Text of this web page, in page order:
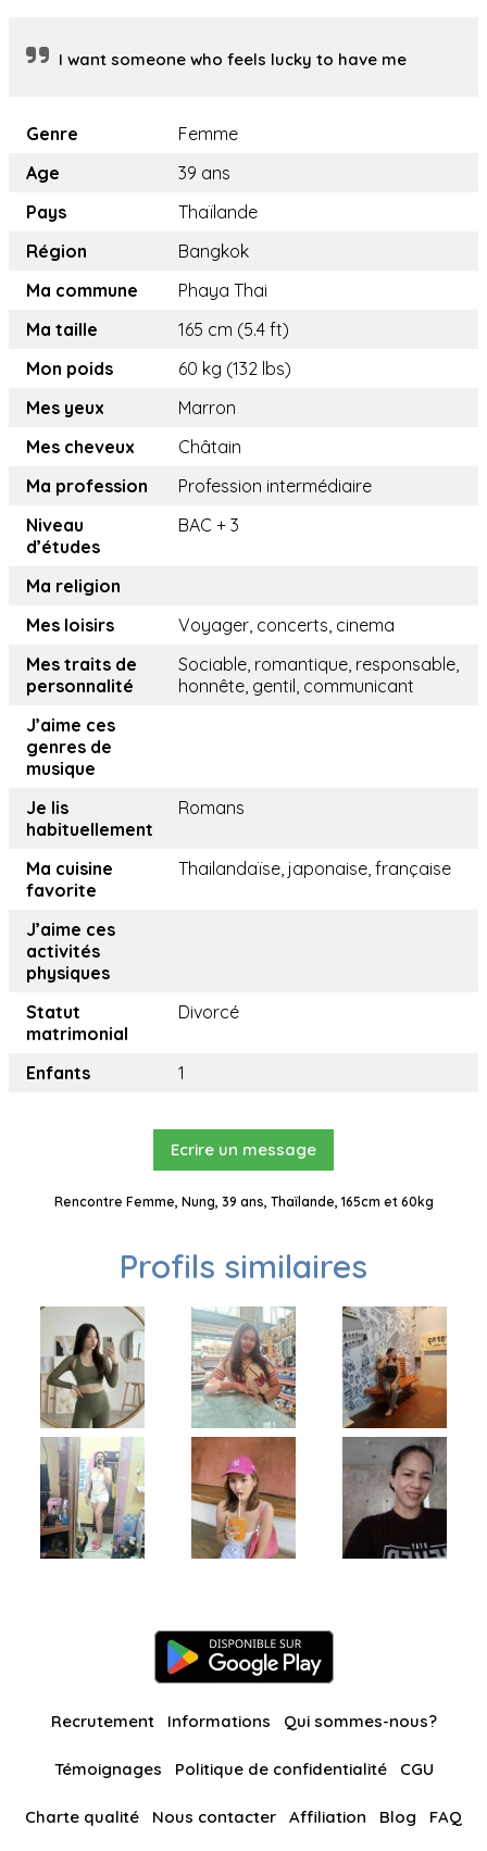
I want someone who feels lucky to have me
Genre
Femme
Age
39 ans
Pays
Thaïlande
Région
Bangkok
Ma commune
Phaya Thai
Ma taille
165 cm (5.4 ft)
Mon poids
60 kg (132 lbs)
Mes yeux
Marron
Mes cheveux
Châtain
Ma profession
Profession intermédiaire
Niveau
d’études
BAC + 3
Ma religion
Mes loisirs
Voyager, concerts, cinema
Mes traits de
personnalité
Sociable, romantique, responsable,
honnête, gentil, communicant
J’aime ces
genres de
musique
Je lis
habituellement
Romans
Ma cuisine
favorite
Thailandaïse, japonaise, française
J’aime ces
activités
physiques
Statut
matrimonial
Divorcé
Enfants 1
Ecrire un message
Rencontre Femme, Nung, 39 ans, Thaïlande, 165cm et 60kg
Profils similaires
Recrutement Informations Qui sommes-nous?
Témoignages Politique de confidentialité CGU
Charte qualité Nous contacter Affiliation Blog FAQ